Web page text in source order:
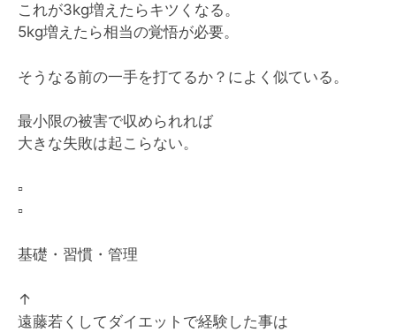
これが3kg増えたらキツくなる。
5kg増えたら相当の覚悟が必要。
そうなる前の一手を打てるか？によく似ている。
最小限の被害で収められれば
大きな失敗は起こらない。
▫️
▫️
基礎・習慣・管理
↑
遠藤若くしてダイエットで経験した事は